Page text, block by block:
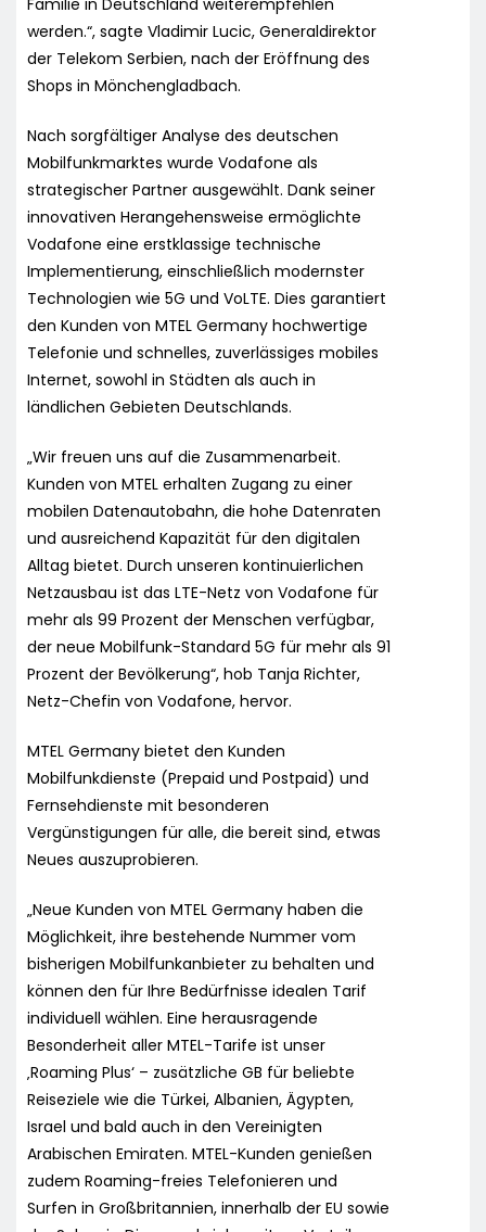
werden.“, sagte Vladimir Lucic, Generaldirektor
der Telekom Serbien, nach der Eröffnung des
Shops in Mönchengladbach.
Nach sorgfältiger Analyse des deutschen
Mobilfunkmarktes wurde Vodafone als
strategischer Partner ausgewählt. Dank seiner
innovativen Herangehensweise ermöglichte
Vodafone eine erstklassige technische
Implementierung, einschließlich modernster
Technologien wie 5G und VoLTE. Dies garantiert
den Kunden von MTEL Germany hochwertige
Telefonie und schnelles, zuverlässiges mobiles
Internet, sowohl in Städten als auch in
ländlichen Gebieten Deutschlands.
„Wir freuen uns auf die Zusammenarbeit.
Kunden von MTEL erhalten Zugang zu einer
mobilen Datenautobahn, die hohe Datenraten
und ausreichend Kapazität für den digitalen
Alltag bietet. Durch unseren kontinuierlichen
Netzausbau ist das LTE-Netz von Vodafone für
mehr als 99 Prozent der Menschen verfügbar,
der neue Mobilfunk-Standard 5G für mehr als 91
Prozent der Bevölkerung“, hob Tanja Richter,
Netz-Chefin von Vodafone, hervor.
MTEL Germany bietet den Kunden
Mobilfunkdienste (Prepaid und Postpaid) und
Fernsehdienste mit besonderen
Vergünstigungen für alle, die bereit sind, etwas
Neues auszuprobieren.
„Neue Kunden von MTEL Germany haben die
Möglichkeit, ihre bestehende Nummer vom
bisherigen Mobilfunkanbieter zu behalten und
können den für Ihre Bedürfnisse idealen Tarif
individuell wählen. Eine herausragende
Besonderheit aller MTEL-Tarife ist unser
‚Roaming Plus‘ – zusätzliche GB für beliebte
Reiseziele wie die Türkei, Albanien, Ägypten,
Israel und bald auch in den Vereinigten
Arabischen Emiraten. MTEL-Kunden genießen
zudem Roaming-freies Telefonieren und
Surfen in Großbritannien, innerhalb der EU sowie